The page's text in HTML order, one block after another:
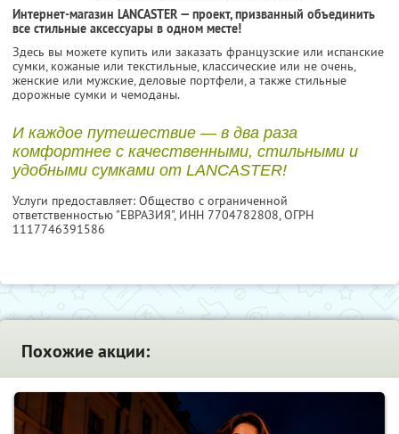
Интернет-магазин LANCASTER — проект, призванный объединить
все стильные аксессуары в одном месте!
Здесь вы можете купить или заказать французские или испанские
сумки, кожаные или текстильные, классические или не очень,
женские или мужские, деловые портфели, а также стильные
дорожные сумки и чемоданы.
И каждое путешествие — в два раза
комфортнее с качественными, стильными и
удобными сумками от LANCASTER!
Услуги предоставляет: Общество с ограниченной
ответственностью "ЕВРАЗИЯ", ИНН 7704782808, ОГРН
1117746391586
Похожие акции: